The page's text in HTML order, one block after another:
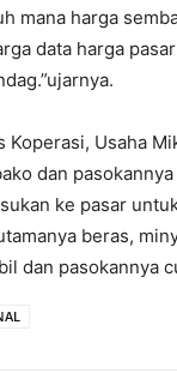
mana harga
data harga
Koperasi, Usaha
dan
ke pasar
beras,
dan pasokannya